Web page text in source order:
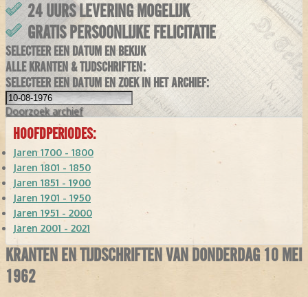
24 UURS LEVERING MOGELIJK
GRATIS PERSOONLIJKE FELICITATIE
SELECTEER EEN DATUM EN BEKIJK
ALLE KRANTEN & TIJDSCHRIFTEN:
SELECTEER EEN DATUM EN ZOEK IN HET ARCHIEF:
Doorzoek archief
HOOFDPERIODES:
Jaren 1700 - 1800
Jaren 1801 - 1850
Jaren 1851 - 1900
Jaren 1901 - 1950
Jaren 1951 - 2000
Jaren 2001 - 2021
KRANTEN EN TIJDSCHRIFTEN VAN DONDERDAG 10 MEI
1962